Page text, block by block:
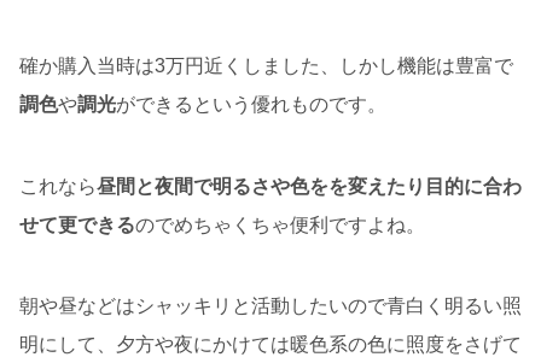
確か購入当時は3万円近くしました、しかし機能は豊富で
調色や調光ができるという優れものです。
これなら昼間と夜間で明るさや色をを変えたり目的に合わ
せて更できるのでめちゃくちゃ便利ですよね。
朝や昼などはシャッキリと活動したいので青白く明るい照
明にして、夕方や夜にかけては暖色系の色に照度をさげて